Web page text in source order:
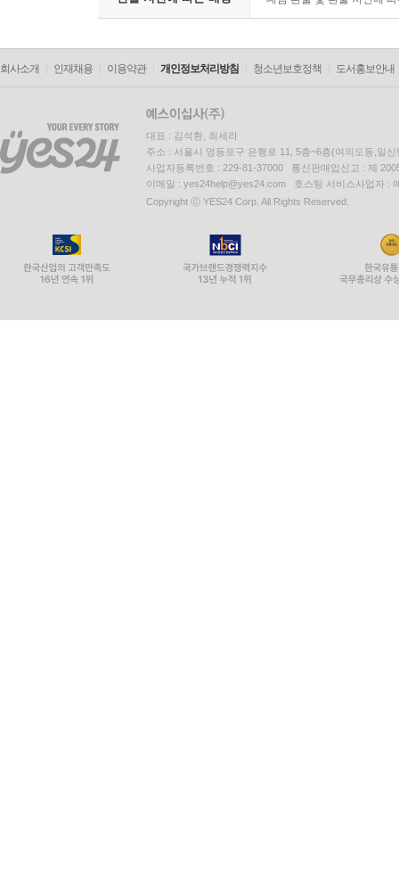
회사소개 인재채용 이용약관 개인정보처리방침 청소년보호정책 도서홍보안내
대표 : 김석환, 최세라
주소 : 서울시 영등포구 은행로 11, 5층~6층(여의도동,일신
사업자등록번호 : 229-81-37000 통신판매업신고 : 제
이메일 : yes24help@yes24.com 호스팅 서비스사업자 :
Copyright ⓒ YES24 Corp. All Rights Reserved.